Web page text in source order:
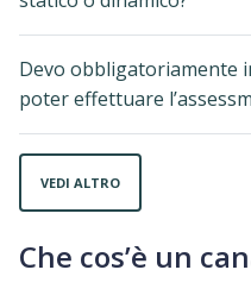
Devo obbligatoriamente
poter effettuare
VEDI ALTRO
Che cos’è un